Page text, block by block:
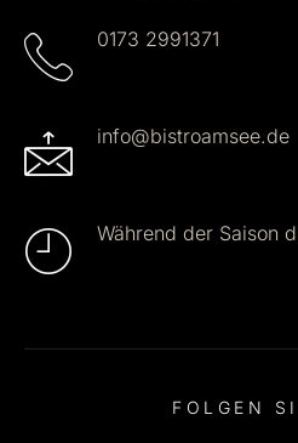
0173 2991371
info@bistroamsee.de
Während der Saison
FOLGEN